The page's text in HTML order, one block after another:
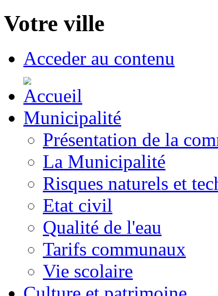
Votre ville
Acceder au contenu
Municipalité
Présentation de la
La Municipalité
Risques naturels et
Etat civil
Qualité de l'eau
Tarifs communaux
Vie scolaire